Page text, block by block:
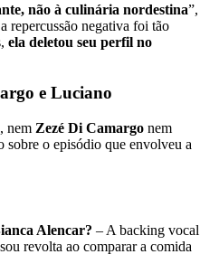
não à culinária nordestina”,
repercussão negativa foi tão
ela deletou seu perfil no
e Luciano
nem Zezé Di Camargo nem
sobre o episódio que envolveu a
Alencar? – A backing vocal
revolta ao comparar a comida